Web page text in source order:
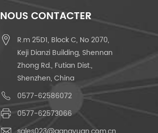
NOUS CONTACTER
R.m 25D1, Block C, No 2070,
Keji Dianzi Building, Shennan
Zhong Rd., Futian Dist.,
Shenzhen, China
0577-62586072
0577-62573066